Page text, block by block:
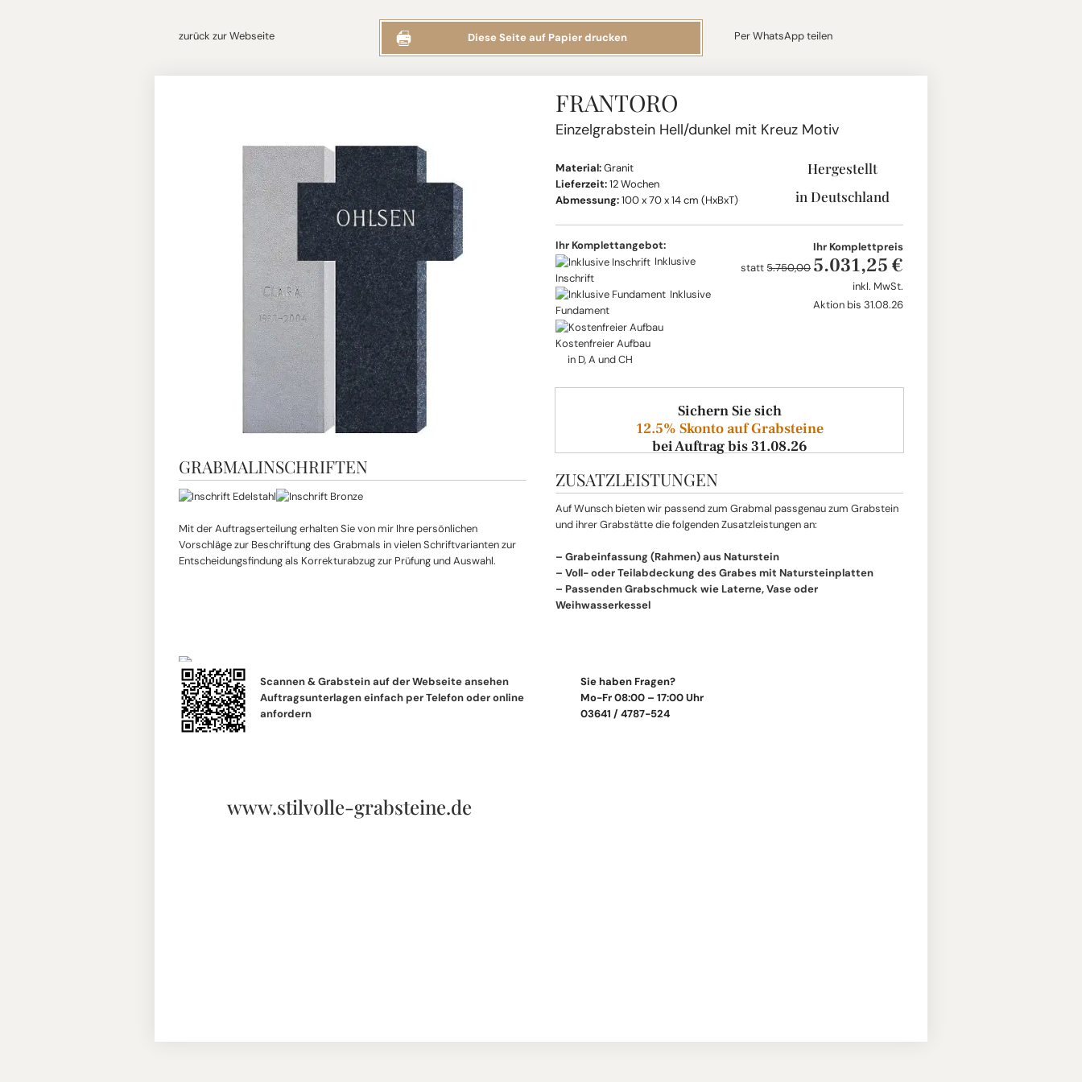
zurück zur Webseite Diese Seite auf Papier drucken Per WhatsApp teilen
GRABMALINSCHRIFTEN
Mit der Auftragserteilung erhalten Sie von mir Ihre persönlichen
Vorschläge zur Beschriftung des Grabmals in vielen Schriftvarianten zur
Entscheidungsfindung als Korrekturabzug zur Prüfung und Auswahl.
FRANTORO
Einzelgrabstein Hell/dunkel mit Kreuz Motiv
Material:Granit
Lieferzeit:12 Wochen
Abmessung:100 x 70 x 14 cm (HxBxT)
Hergestellt
in Deutschland
Ihr Komplettangebot:
Inklusive
Inschrift
Inklusive
Fundament
Kostenfreier Aufbau
in D, A und CH
Ihr Komplettpreis
statt 5.750,00 5.031,25 €
inkl. MwSt.
Aktion bis 31.08.26
Sichern Sie sich
12.5% Skonto auf Grabsteine
bei Auftrag bis 31.08.26
ZUSATZLEISTUNGEN
Auf Wunsch bieten wir passend zum Grabmal passgenau zum Grabstein
und ihrer Grabstätte die folgenden Zusatzleistungen an:
– Grabeinfassung (Rahmen) aus Naturstein
– Voll- oder Teilabdeckung des Grabes mit Natursteinplatten
– Passenden Grabschmuck wie Laterne, Vase oder
Weihwasserkessel
Scannen & Grabstein auf der Webseite ansehen
Auftragsunterlagen einfach per Telefon oder online
anfordern
www.stilvolle-grabsteine.de
Sie haben Fragen?
Mo-Fr 08:00 – 17:00 Uhr
03641 / 4787-524